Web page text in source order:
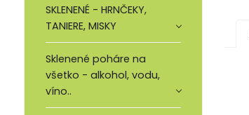
SKLENENÉ - HRNČEKY,
TANIERE, MISKY
Sklenené poháre na
všetko - alkohol, vodu,
víno..